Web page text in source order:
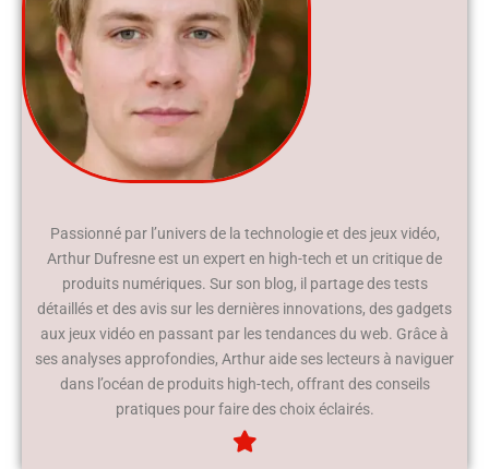
Passionné par l’univers de la technologie et des jeux vidéo,
Arthur Dufresne est un expert en high-tech et un critique de
produits numériques. Sur son blog, il partage des tests
détaillés et des avis sur les dernières innovations, des gadgets
aux jeux vidéo en passant par les tendances du web. Grâce à
ses analyses approfondies, Arthur aide ses lecteurs à naviguer
dans l’océan de produits high-tech, offrant des conseils
pratiques pour faire des choix éclairés.